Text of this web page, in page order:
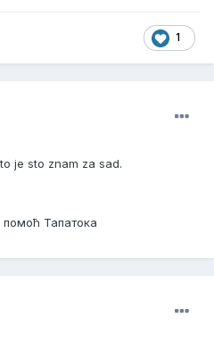
1
je sto znam za sad.
Тапатока